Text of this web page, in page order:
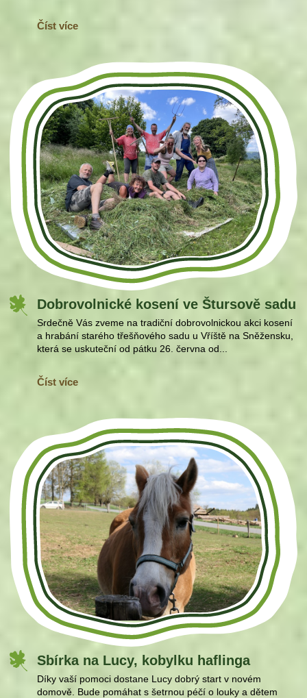
Číst více
Dobrovolnické kosení ve Štursově sadu
Srdečně Vás zveme na tradiční dobrovolnickou akci kosení
a hrabání starého třešňového sadu u Vříště na Sněžensku,
která se uskuteční od pátku 26. června od...
Číst více
Sbírka na Lucy, kobylku haflinga
Díky vaší pomoci dostane Lucy dobrý start v novém
domově. Bude pomáhat s šetrnou péčí o louky a dětem